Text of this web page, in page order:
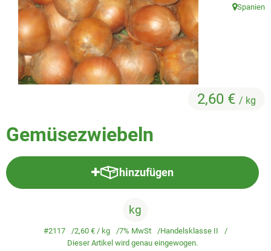
Veggie & Vegan
Backwaren
Trockensortiment
Getränke
AllerLiebe
Service
Gemüsezwiebeln
2,60 € / kg
, Herkunft:
Spanien
hinzufügen
Produkt zum Warenkorb
kg
#2117 2,60 € / kg 7% MwSt
Handelsklasse II
Dieser Artikel wird genau eingewogen.